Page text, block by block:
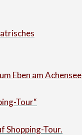
Eben am Achensee
Tour“
Shopping-Tour.